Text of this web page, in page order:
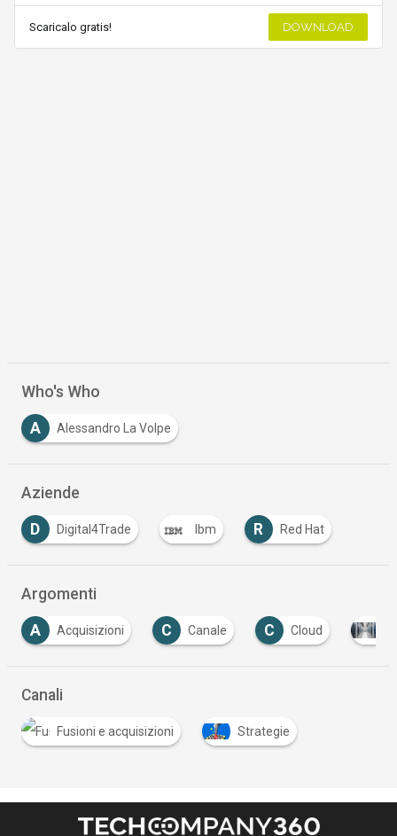
Scaricalo gratis! DOWNLOAD
Who's Who
A Alessandro La Volpe
Aziende
D Digital4Trade Ibm R Red Hat
Argomenti
C Canale Cloud Cloud Computing
Canali
Fusioni e acquisizioni Strategie